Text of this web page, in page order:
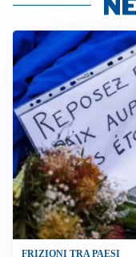
FRIZIONI TRA PAESI